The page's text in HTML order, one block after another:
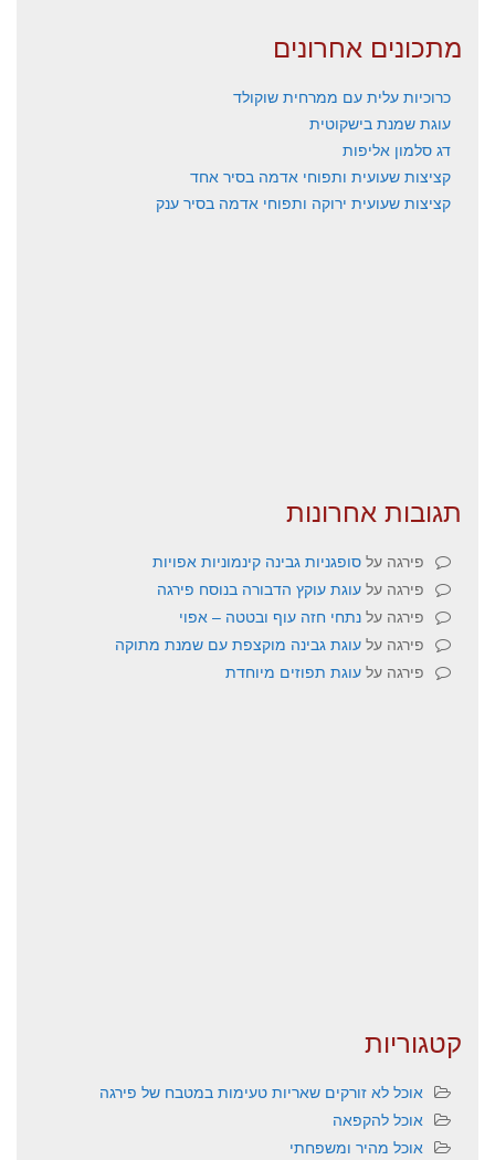
מתכונים אחרונים
כרוכיות עלית עם ממרחית שוקולד
עוגת שמנת בישקוטית
דג סלמון אליפות
קציצות שעועית ותפוחי אדמה בסיר אחד
קציצות שעועית ירוקה ותפוחי אדמה בסיר ענק
תגובות אחרונות
פירגה על סופגניות גבינה קינמוניות אפויות
פירגה על עוגת עוקץ הדבורה בנוסח פירגה
פירגה על נתחי חזה עוף ובטטה – אפוי
פירגה על עוגת גבינה מוקצפת עם שמנת מתוקה
פירגה על עוגת תפוזים מיוחדת
קטגוריות
אוכל לא זורקים שאריות טעימות במטבח של פירגה
אוכל להקפאה
אוכל מהיר ומשפחתי